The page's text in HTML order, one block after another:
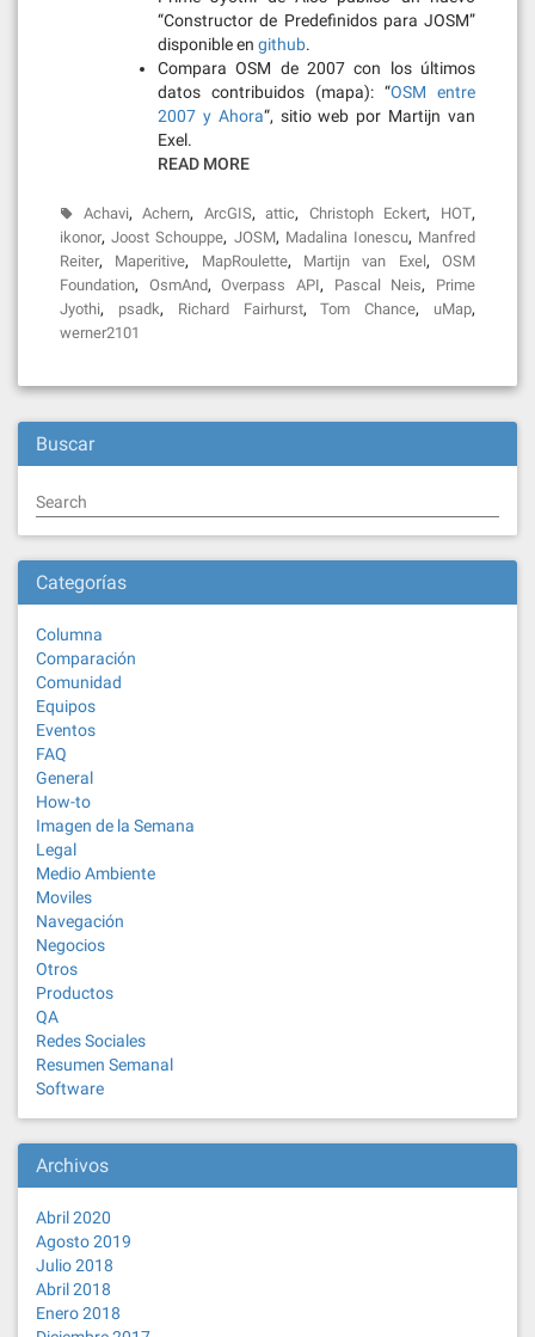
“Constructor de Predefinidos para JOSM”
disponible en github.
Compara OSM de 2007 con los últimos
datos contribuidos (mapa): “OSM entre
2007 y Ahora“, sitio web por Martijn van
Exel.
READ MORE
Achavi,Achern, ArcGIS,attic, Christoph Eckert, HOT,
ikonor,Joost Schouppe, JOSM, Madalina Ionescu, Manfred
Reiter, Maperitive, MapRoulette, Martijn van Exel,OSM
Foundation, OsmAnd,Overpass API, Pascal Neis, Prime
Jyothi, psadk, Richard Fairhurst,Tom Chance, uMap,
werner2101
Buscar
Search
Categorías
Columna
Comparación
Comunidad
Equipos
Eventos
FAQ
General
How-to
Imagen de la Semana
Legal
Medio Ambiente
Moviles
Navegación
Negocios
Otros
Productos
QA
Redes Sociales
Resumen Semanal
Software
Archivos
Abril 2020
Agosto 2019
Julio 2018
Abril 2018
Enero 2018